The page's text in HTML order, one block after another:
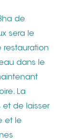
de
sera le
dans le
La
de laisser
et le